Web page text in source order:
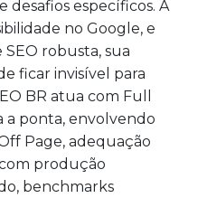
desafios específicos. A
no Google, e
robusta, sua
ficar invisível para
BR atua com Full
a ponta, envolvendo
Page, adequação
produção
benchmarks